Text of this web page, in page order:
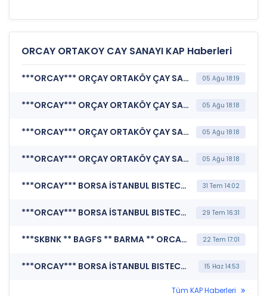
ORCAY ORTAKOY CAY SANAYI KAP Haberleri
***ORCAY*** ORÇAY ORTAKÖY ÇAY SANAYİ VE TİCARET A.Ş. (Katılım Finansı İlkeleri Bilgi Formu ) 05 Ağu 18:19
***ORCAY*** ORÇAY ORTAKÖY ÇAY SANAYİ VE TİCARET A.Ş. (Sorumluluk Beyanı (Konsolide Olmayan)) 05 Ağu 18:18
***ORCAY*** ORÇAY ORTAKÖY ÇAY SANAYİ VE TİCARET A.Ş. (Faaliyet Raporu (Konsolide Olmayan)) 05 Ağu 18:18
***ORCAY*** ORÇAY ORTAKÖY ÇAY SANAYİ VE TİCARET A.Ş. (Finansal Rapor ) 05 Ağu 18:18
***ORCAY*** BORSA İSTANBUL BISTECH DEVRE KESİCİ UYGULAMASI (Pay Bazında Devre Kesici Bildirimi) 31 Tem 14:02
***ORCAY*** BORSA İSTANBUL BISTECH DEVRE KESİCİ UYGULAMASI (Pay Bazında Devre Kesici Bildirimi) 29 Tem 16:31
***SKBNK ** BAGFS ** BARMA ** ORCAY ** AYES ** ENDAE*** MERKEZİ KAYIT KURULUŞU A.Ş. (Borsada İşlem Gören Tipe Dönüşüm Duyurusu) 22 Tem 17:01
***ORCAY*** BORSA İSTANBUL BISTECH DEVRE KESİCİ UYGULAMASI (Pay Bazında Devre Kesici Bildirimi) 15 Haz 14:53
Tüm KAP Haberleri